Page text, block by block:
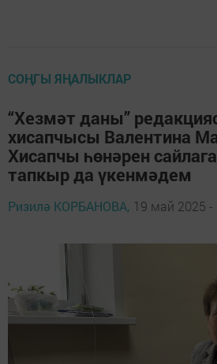
СОҢГЫ ЯҢАЛЫКЛАР
“Хезмәт даны”
хисапчысы Валентина
Хисапчы һөнәрен
тапкыр да үкенмәдем
Ризилә КОРБАНОВА, 19 май 2025 -